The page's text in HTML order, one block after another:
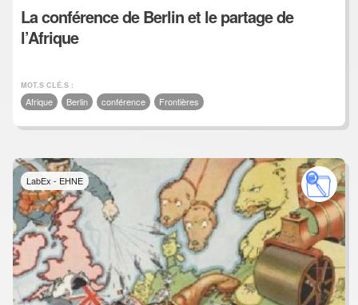
La conférence de Berlin et le partage de
l’Afrique
MOT.S CLÉ.S :
Afrique Berlin conférence Frontières
LabEx - EHNE